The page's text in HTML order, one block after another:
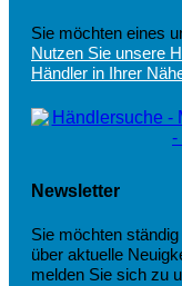
Sie möchten eines
Nutzen Sie unsere
Händler in Ihrer
Newsletter
Sie möchten
über aktuelle
melden Sie sich zu